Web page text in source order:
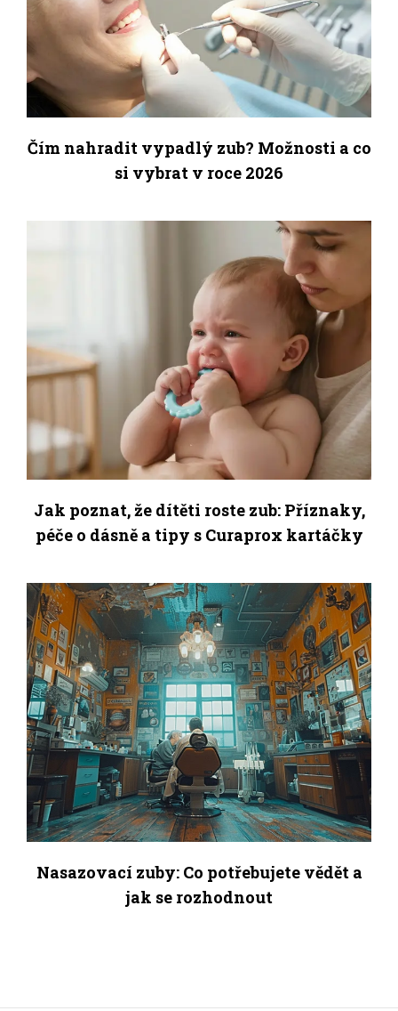
Čím nahradit vypadlý zub? Možnosti a co
si vybrat v roce 2026
Jak poznat, že dítěti roste zub: Příznaky,
péče o dásně a tipy s Curaprox kartáčky
Nasazovací zuby: Co potřebujete vědět a
jak se rozhodnout